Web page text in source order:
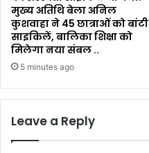
मुख्य अतिथि बेला अनिल
कुशवाहा ने 45 छात्राओं को बांटी
साइकिलें, बालिका शिक्षा को
मिलेगा नया संबल ..
5 minutes ago
Leave a Reply